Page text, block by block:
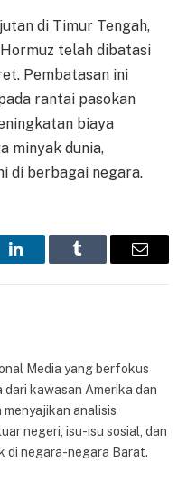
di Timur Tengah,
telah dibatasi
Pembatasan ini
rantai pasokan
biaya
minyak dunia,
di berbagai negara.
LinkedInTumblr Email
Media yang berfokus
kawasan Amerika dan
menyajikan analisis
negeri, isu-isu sosial, dan
di negara-negara Barat.